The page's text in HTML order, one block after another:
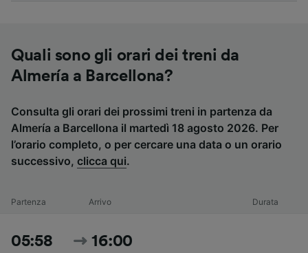
Quali sono gli orari dei treni da
Almería a Barcellona?
Consulta gli orari dei prossimi treni in partenza da
Almería a Barcellona il martedì 18 agosto 2026. Per
l’orario completo, o per cercare una data o un orario
successivo, clicca qui.
Partenza Arrivo Durata
05:58 16:00